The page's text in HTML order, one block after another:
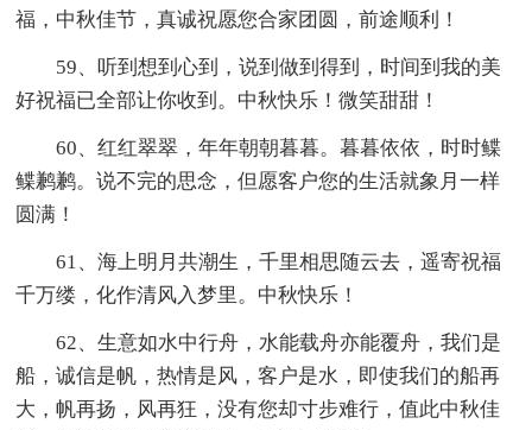
福，中秋佳节，真诚祝愿您合家团圆，前途顺利！
59、听到想到心到，说到做到得到，时间到我的美
好祝福已全部让你收到。中秋快乐！微笑甜甜！
60、红红翠翠，年年朝朝暮暮。暮暮依依，时时鲽
鲽鹣鹣。说不完的思念，但愿客户您的生活就象月一样
圆满！
61、海上明月共潮生，千里相思随云去，遥寄祝福
千万缕，化作清风入梦里。中秋快乐！
62、生意如水中行舟，水能载舟亦能覆舟，我们是
船，诚信是帆，热情是风，客户是水，即使我们的船再
大，帆再扬，风再狂，没有您却寸步难行，值此中秋佳